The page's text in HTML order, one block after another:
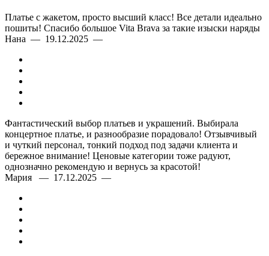
Платье с жакетом, просто высший класс! Все детали идеально
пошиты! Спасибо большое Vita Brava за такие изыски наряды
Нана — 19.12.2025 —
Фантастический выбор платьев и украшений. Выбирала
концертное платье, и разнообразие порадовало! Отзывчивый
и чуткий персонал, тонкий подход под задачи клиента и
бережное внимание! Ценовые категории тоже радуют,
однозначно рекомендую и вернусь за красотой!
Мария — 17.12.2025 —